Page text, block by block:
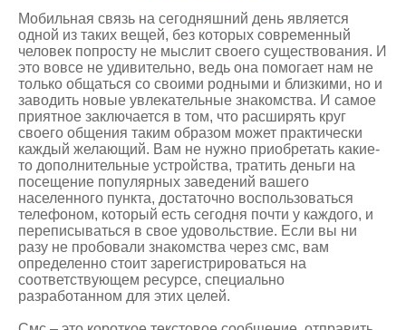
Мобильная связь на сегодняшний день является
одной из таких вещей, без которых современный
человек попросту не мыслит своего существования. И
это вовсе не удивительно, ведь она помогает нам не
только общаться со своими родными и близкими, но и
заводить новые увлекательные знакомства. И самое
приятное заключается в том, что расширять круг
своего общения таким образом может практически
каждый желающий. Вам не нужно приобретать какие-
то дополнительные устройства, тратить деньги на
посещение популярных заведений вашего
населенного пункта, достаточно воспользоваться
телефоном, который есть сегодня почти у каждого, и
переписываться в свое удовольствие. Если вы ни
разу не пробовали знакомства через смс, вам
определенно стоит зарегистрироваться на
соответствующем ресурсе, специально
разработанном для этих целей.